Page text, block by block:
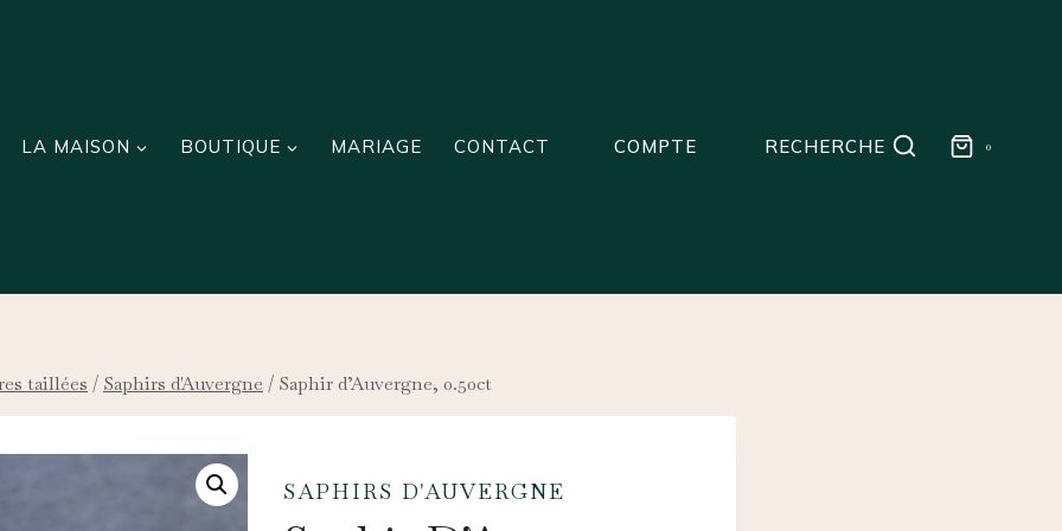
LA MAISON BOUTIQUE MARIAGE CONTACT COMPTE RECHERCHE 0
taillées / Saphirs d'Auvergne / Saphir d’Auvergne, 0.50ct
SAPHIRS D'AUVERGNE